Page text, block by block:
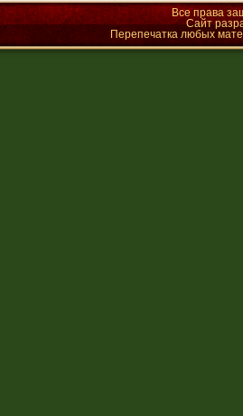
Все права
Сайт
Перепечатка любых